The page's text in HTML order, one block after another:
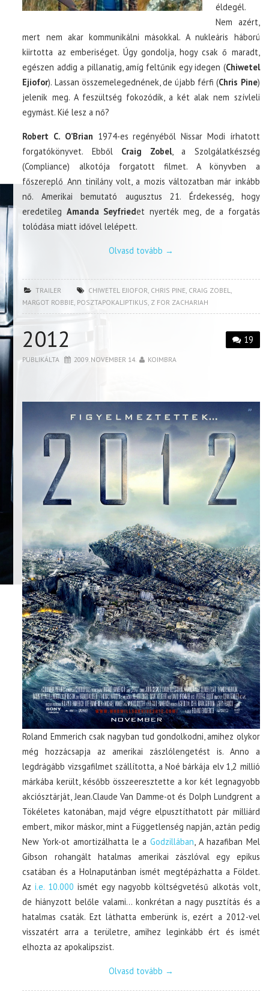
éldegél.
Nem azért,
mert nem akar kommunikálni másokkal. A nukleáris háború
kiirtotta az emberiséget. Úgy gondolja, hogy csak ő maradt,
egészen addig a pillanatig, amíg feltűnik egy idegen (Chiwetel
Ejiofor). Lassan összemelegednének, de újabb férfi (Chris Pine)
jelenik meg. A feszültség fokozódik, a két alak nem szívleli
egymást. Kié lesz a nő?
Robert C. O’Brian 1974-es regényéből Nissar Modi írhatott
forgatókönyvet. Ebből Craig Zobel, a Szolgálatkészség
(Compliance) alkotója forgatott filmet. A könyvben a
főszereplő Ann tinilány volt, a mozis változatban már inkább
nő. Amerikai bemutató augusztus 21. Érdekesség, hogy
eredetileg Amanda Seyfriedet nyerték meg, de a forgatás
tolódása miatt idővel lelépett.
Olvasd tovább →
TRAILER CHIWETEL EJIOFOR, CHRIS PINE, CRAIG ZOBEL,
MARGOT ROBBIE, POSZTAPOKALIPTIKUS, Z FOR ZACHARIAH
19
2012
PUBLIKÁLTA 2009. NOVEMBER 14. KOIMBRA
Roland Emmerich csak nagyban tud gondolkodni, amihez olykor
még hozzácsapja az amerikai zászlólengetést is. Anno a
legdrágább vizsgafilmet szállította, a Noé bárkája elv 1,2 millió
márkába került, később összeeresztette a kor két legnagyobb
akciósztárját, Jean.Claude Van Damme-ot és Dolph Lundgrent a
Tökéletes katonában, majd végre elpusztíthatott pár milliárd
embert, mikor máskor, mint a Függetlenség napján, aztán pedig
New York-ot amortizálhatta le aGodzillában, A hazafiban Mel
Gibson rohangált hatalmas amerikai zászlóval egy epikus
csatában és a Holnaputánban ismét megtépázhatta a Földet.
Azi.e. 10.000 ismét egy nagyobb költségvetésű alkotás volt,
de hiányzott belőle valami… konkrétan a nagy pusztítás és a
hatalmas csaták. Ezt láthatta emberünk is, ezért a 2012-vel
visszatért arra a területre, amihez leginkább ért és ismét
elhozta az apokalipszist.
Olvasd tovább →